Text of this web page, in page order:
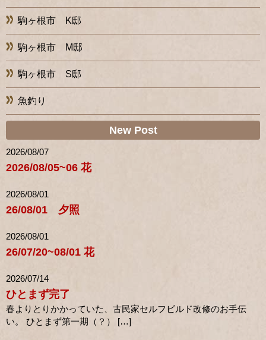
駒ヶ根市 K邸
駒ヶ根市 M邸
駒ヶ根市 S邸
魚釣り
New Post
2026/08/07
2026/08/05~06 花
2026/08/01
26/08/01 夕照
2026/08/01
26/07/20~08/01 花
2026/07/14
ひとまず完了
春よりとりかかっていた、古民家セルフビルド改修のお手伝
い。 ひとまず第一期（？） […]